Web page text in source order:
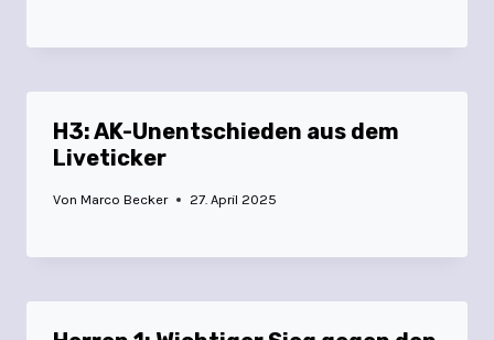
H3: AK-Unentschieden aus dem
Liveticker
Von Marco Becker 27. April 2025